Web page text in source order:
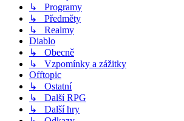
↳ Programy
↳ Předměty
↳ Realmy
Diablo
↳ Obecně
↳ Vzpomínky a zážitky
Offtopic
↳ Ostatní
↳ Další RPG
↳ Další hry